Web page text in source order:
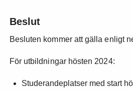
Beslut
Besluten kommer att gälla enligt
För utbildningar hösten 2024:
Studerandeplatser med start